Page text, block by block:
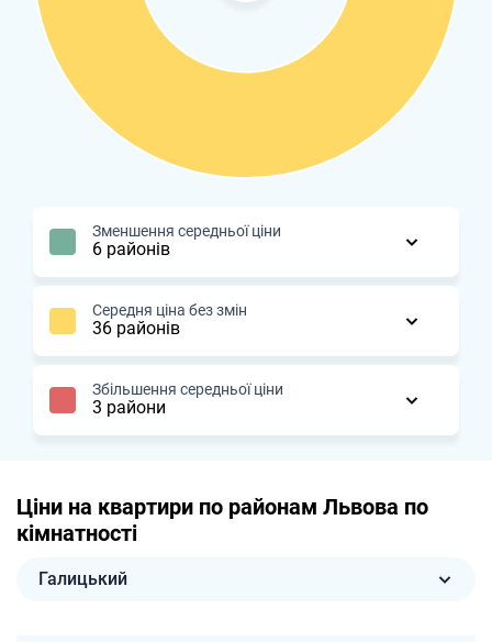
Зменшення середньої ціни
6 районів
Середня ціна без змін
36 районів
Збільшення середньої ціни
3 райони
Ціни на квартири по районам Львова по
кімнатності
Галицький